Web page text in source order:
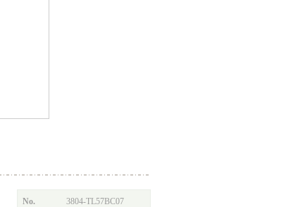
No. 3804-TL57BC07